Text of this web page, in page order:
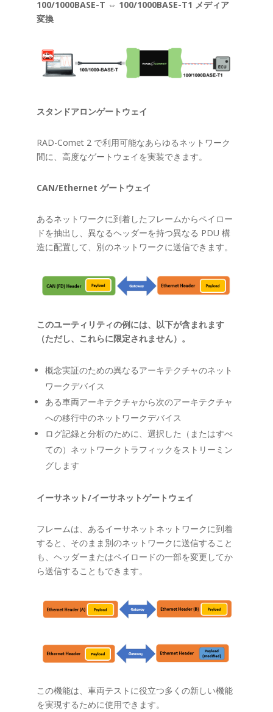
100/1000BASE-T ⇔ 100/1000BASE-T1 メディア
変換
スタンドアロンゲートウェイ
RAD-Comet 2 で利用可能なあらゆるネットワーク
間に、高度なゲートウェイを実装できます。
CAN/Ethernet ゲートウェイ
あるネットワークに到着したフレームからペイロー
ドを抽出し、異なるヘッダーを持つ異なる PDU 構
造に配置して、別のネットワークに送信できます。
このユーティリティの例には、以下が含まれます
（ただし、これらに限定されません）。
概念実証のための異なるアーキテクチャのネット
ワークデバイス
ある車両アーキテクチャから次のアーキテクチャ
への移行中のネットワークデバイス
ログ記録と分析のために、選択した（またはすべ
ての）ネットワークトラフィックをストリーミン
グします
イーサネット/イーサネットゲートウェイ
フレームは、あるイーサネットネットワークに到着
すると、そのまま別のネットワークに送信すること
も、ヘッダーまたはペイロードの一部を変更してか
ら送信することもできます。
この機能は、車両テストに役立つ多くの新しい機能
を実現するために使用できます。